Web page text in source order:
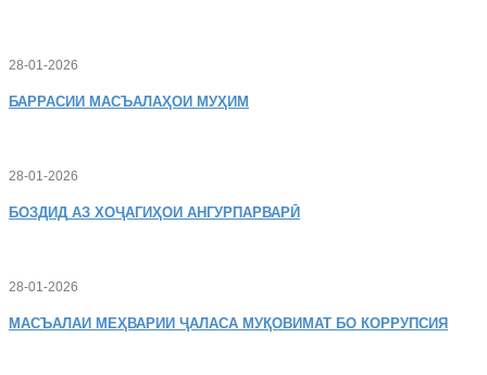
28-01-2026
БАРРАСИИ МАСЪАЛАҲОИ МУҲИМ
28-01-2026
БОЗДИД АЗ ХОҶАГИҲОИ АНГУРПАРВАРӢ
28-01-2026
МАСЪАЛАИ МЕҲВАРИИ ҶАЛАСА МУҚОВИМАТ БО КОРРУПСИЯ